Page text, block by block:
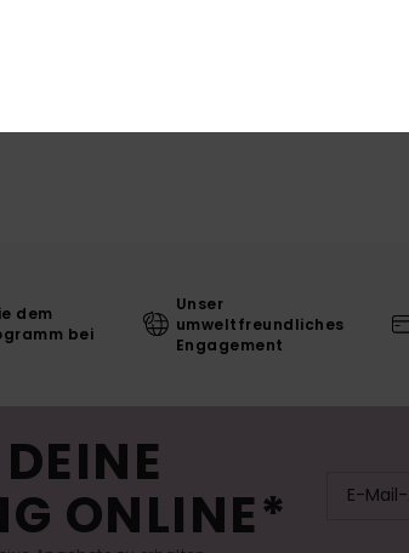
dem
bei
Unser
umweltfreundliches
Engagement
ONLINE*